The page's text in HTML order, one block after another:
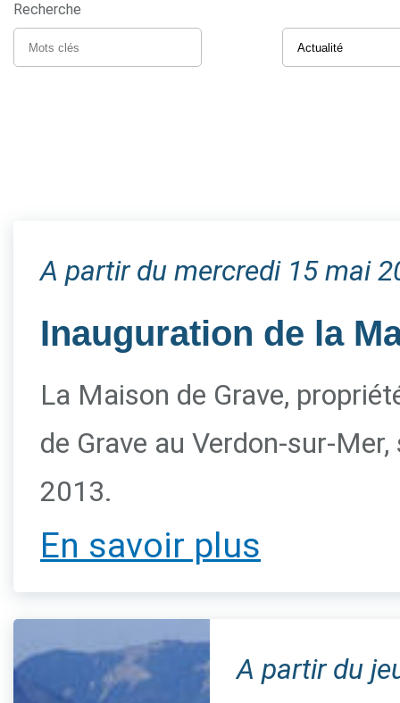
Recherche
A partir du mercredi 15 mai
Inauguration de la
La Maison de Grave,
de Grave au Verdon-sur-
2013.
En savoir plus
A partir du